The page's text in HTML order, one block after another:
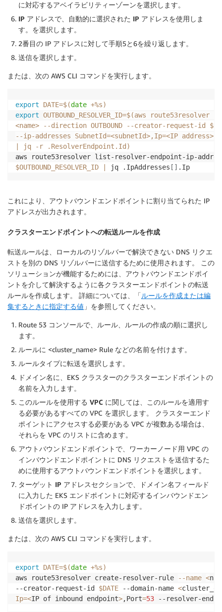
に対応するアベイラビリティーゾーンを選択します。
IP アドレスで、
自動的に選択された IP アドレスを使用しま
す。 を選択します。
2番目の IP アドレスに対して手順5と6を繰り返します。
送信を選択します。
または、次の AWS CLI コマンドを実行します。
export DATE=$(date +%s)
export OUTBOUND_RESOLVER_ID=$(aws route53resolver
<name> --direction OUTBOUND --creator-request-id
--ip-addresses SubnetId=<subnetId>,Ip=<IP address>
jq -r .ResolverEndpoint.Id )
aws route53resolver list-resolver-endpoint-ip-
$OUTBOUND_RESOLVER_ID
jq .IpAddresses [ ] .Ip
これにより、アウトバウンドエンドポイントに割り当てられた IP
アドレスが出力されます。
クラスターエンドポイントへの転送ルールを作成
転送ルールは、ローカルのリゾルバーで解決できない DNS リクエ
ストを別の DNS リゾルバーに送信するために使用されます。 この
ソリューションが機能するためには、アウトバウンドエンドポイ
ントを介して解決するように各クラスターエンドポイントの転送
ルールを作成します。 詳細については、「ルールを作成または編
集するときに指定する値 」を参照してください。
Route 53 コンソールで、 ルール ルールの作成の順に選択し
ます。
ルールに <cluster_name> Rule などの名前を付けます。
ルールタイプに転送を選択します。
ドメイン名に、EKS クラスターのクラスターエンドポイントの
名前を入力します。
このルールを使用する VPC に関しては、このルールを適用す
る必要があるすべての VPC を選択します。 クラスターエンド
ポイントにアクセスする必要がある VPC が複数ある場合は、
それらを VPC のリストに含めます。
アウトバウンドエンドポイント で、ワーカーノード用 VPC の
インバウンドエンドポイントに DNS リクエストを送信するた
めに使用するアウトバウンドエンドポイントを選択します。
ターゲット IP アドレスセクションで、 ドメイン名フィールド
に入力した EKS エンドポイントに対応するインバウンドエン
ドポイントの IP アドレスを入力します。
送信を選択します。
または、次の AWS CLI コマンドを実行します。
export DATE=$(date +%s)
aws route53resolver create-resolver-rule
--name <
--creator-request-id $DATE --domain-name <
Ip=<IP of inbound endpoint>,Port=53 --resolver-